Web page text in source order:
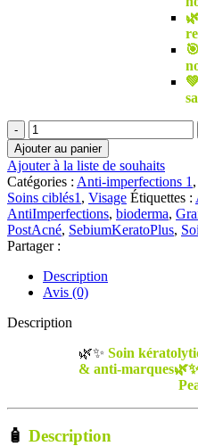
quantité
de
Bioderma
SEBIUM
KERATO+
|
30
ml
Ajouter au panier
Ajouter à la liste de souhaits
Catégories : Anti-imperfections 1 ,
Soins ciblés1 , Visage Étiquettes :
AntiImperfections, bioderma,
PostAcné, SebiumKeratoPlus,
Partager :
Description
Avis (0)
Description
🌿✨ Soin
& anti-
🧴 Description